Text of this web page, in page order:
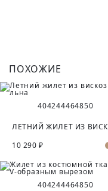
ПОХОЖИЕ
404244464850
10 290 ₽
404244464850